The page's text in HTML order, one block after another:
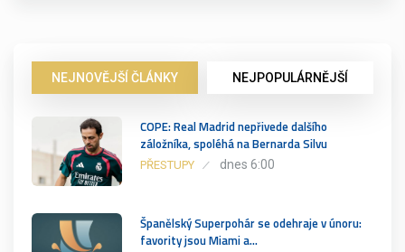
NEJNOVĚJŠÍ ČLÁNKY NEJPOPULÁRNĚJŠÍ
COPE: Real Madrid nepřivede dalšího
záložníka, spoléhá na Bernarda Silvu
PŘESTUPY dnes 6:00
Španělský Superpohár se odehraje v únoru:
favority jsou Miami a…